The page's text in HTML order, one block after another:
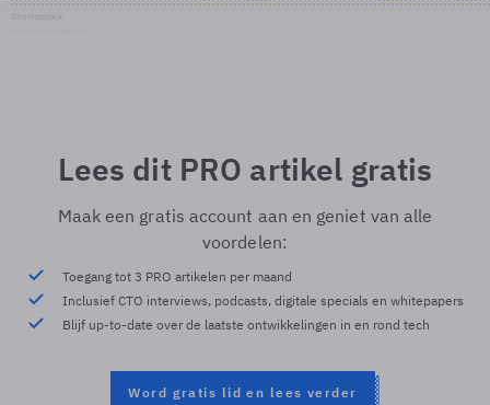
Lees dit PRO artikel gratis
Maak een gratis account aan en geniet van alle
voordelen:
Toegang tot 3 PRO artikelen per maand
Inclusief CTO interviews, podcasts, digitale specials en whitepapers
Blijf up-to-date over de laatste ontwikkelingen in en rond tech
Word gratis lid en lees verder